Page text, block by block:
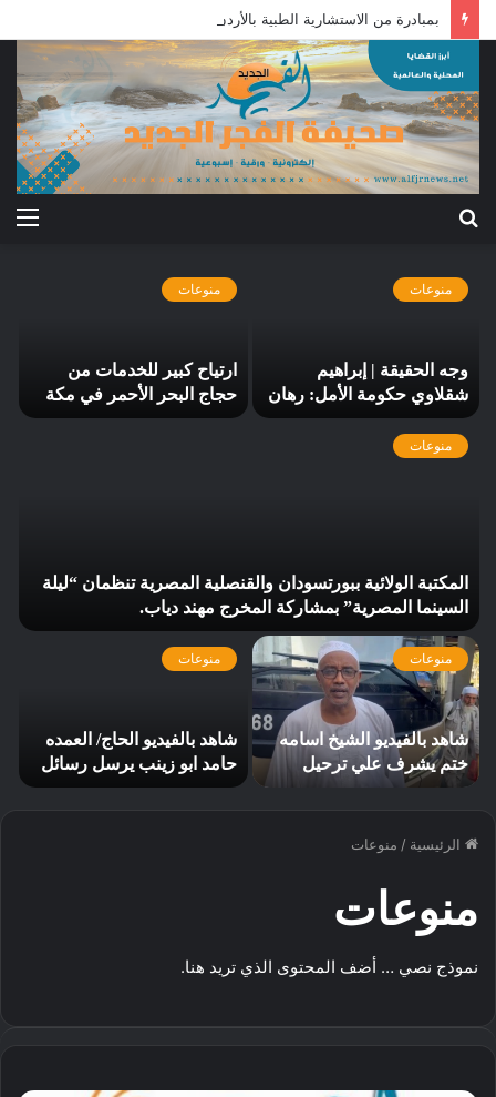
منوعات
المكتبة الولائية ببورتسودان والقنصلية المصرية تنظمان “ليلة
السينما المصرية” بمشاركة المخرج مهند دياب. ​
منوعات
وجه الحقيقة | إبراهيم
شقلاوي حكومة الأمل: رهان
التوازنات وتحديات الفعل
السياسي
منوعات
ارتياح كبير للخدمات من
حجاج البحر الأحمر في مكة
والمدينة المنورة
منوعات
شاهد بالفيديو الشيخ اسامه
ختم يشرف علي ترحيل
والتفويج الحجاج الي المدينة
منوعات
شاهد بالفيديو الحاج/ العمده
حامد ابو زينب يرسل رسائل
من الأراضي المقدسه
الرئيسية / منوعات
منوعات
نموذج نصي … أضف المحتوى الذي تريد هنا.